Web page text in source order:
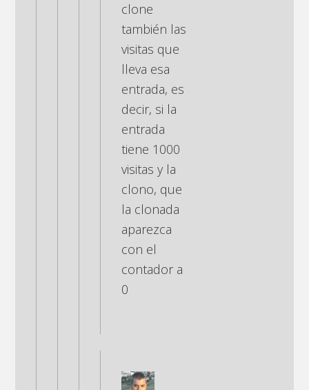
clone
también las
visitas que
lleva esa
entrada, es
decir, si la
entrada
tiene 1000
visitas y la
clono, que
la clonada
aparezca
con el
contador a
0